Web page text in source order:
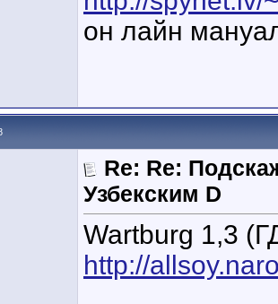
он лайн
Re: Re:
Узбекским D
Wartburg 1,3
http://